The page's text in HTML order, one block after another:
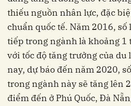
thiếu nguồn nhân lực, đặc
chuẩn quốc tế. Năm 2016,
tiếp trong ngành là khoảng
với tốc độ tăng trưởng của
nay, dự báo đến năm 2020,
trong ngành này sẽ tăng lên
điểm đến ở Phú Quốc, Đà